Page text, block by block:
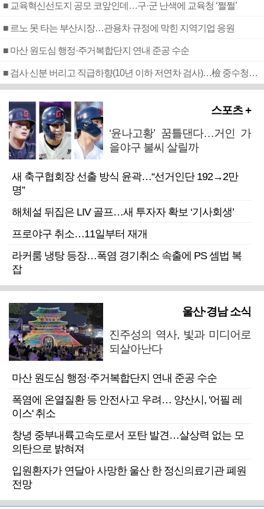
■ 교육혁신선도지 공모 코앞인데…구·군 난색에 교육청 ‘쩔쩔’
■ 르노 못 타는 부산시장…관용차 규정에 막힌 지역기업 응원
■ 마산 원도심 행정·주거복합단지 연내 준공 수순
■ 검사 신분 버리고 직급하향(10년 이하 저연차 검사)…檢 중수청행 기피
스포츠 +
‘윤나고황’ 꿈틀댄다…거인 가
을야구 불씨 살릴까
새 축구협회장 선출 방식 윤곽…“선거인단 192→2만
명”
해체설 뒤집은 LIV 골프…새 투자자 확보 ‘기사회생’
프로야구 취소…11일부터 재개
라커룸 냉탕 등장…폭염 경기취소 속출에 PS 셈법 복
잡
울산·경남 소식
진주성의 역사, 빛과 미디어로
되살아난다
마산 원도심 행정·주거복합단지 연내 준공 수순
폭염에 온열질환 등 안전사고 우려… 양산시, '어필 레
이스' 취소
창녕 중부내륙고속도로서 포탄 발견…살상력 없는 모
의탄으로 밝혀져
입원환자가 연달아 사망한 울산 한 정신의료기관 폐원
전망